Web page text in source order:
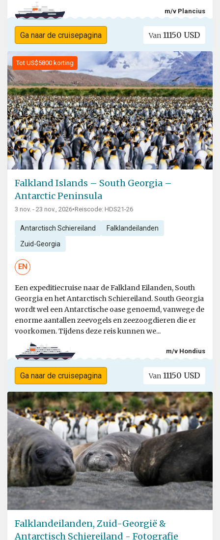
m/v Plancius
Ga naar de cruisepagina Van 11150 USD
Tot US$5800 korting
Falkland Islands – South Georgia –
Antarctic Peninsula
3 nov. - 23 nov., 2026•Reiscode: HDS21-26
Antarctisch Schiereiland Falklandeilanden
Zuid-Georgia
EN
Een expeditiecruise naar de Falkland Eilanden, South
Georgia en het Antarctisch Schiereiland. South Georgia
wordt wel een Antarctische oase genoemd, vanwege de
enorme aantallen zeevogels en zeezoogdieren die er
voorkomen. Tijdens deze reis kunnen we...
m/v Hondius
Ga naar de cruisepagina Van 11150 USD
Falklandeilanden, Zuid-Georgië &
Antarctisch Schiereiland - Fotografie